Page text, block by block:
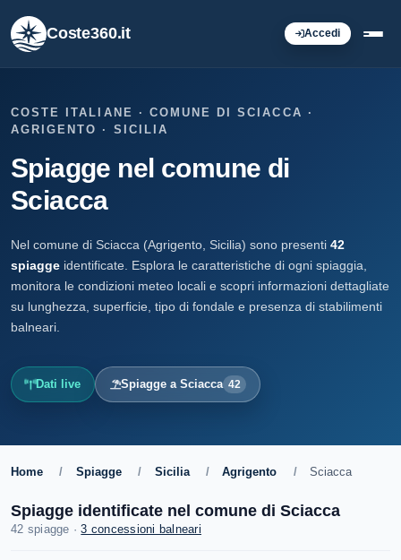
Coste360.it Accedi
COSTE ITALIANE · COMUNE DI SCIACCA ·
AGRIGENTO · SICILIA
Spiagge nel comune di
Sciacca
Nel comune di Sciacca (Agrigento, Sicilia) sono presenti 42
spiagge identificate. Esplora le caratteristiche di ogni spiaggia,
monitora le condizioni meteo locali e scopri informazioni dettagliate
su lunghezza, superficie, tipo di fondale e presenza di stabilimenti
balneari.
Dati live Spiagge a Sciacca 42
Home / Spiagge / Sicilia / Agrigento / Sciacca
Spiagge identificate nel comune di Sciacca
42 spiagge ·3 concessioni balneari